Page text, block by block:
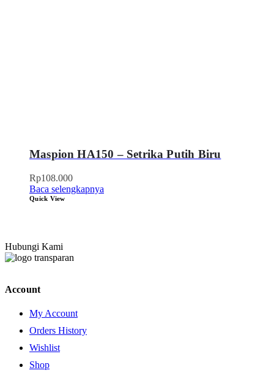
Maspion HA150 – Setrika Putih Biru
Rp108.000
Baca selengkapnya
Quick View
Hubungi Kami
Account
My Account
Orders History
Wishlist
Shop